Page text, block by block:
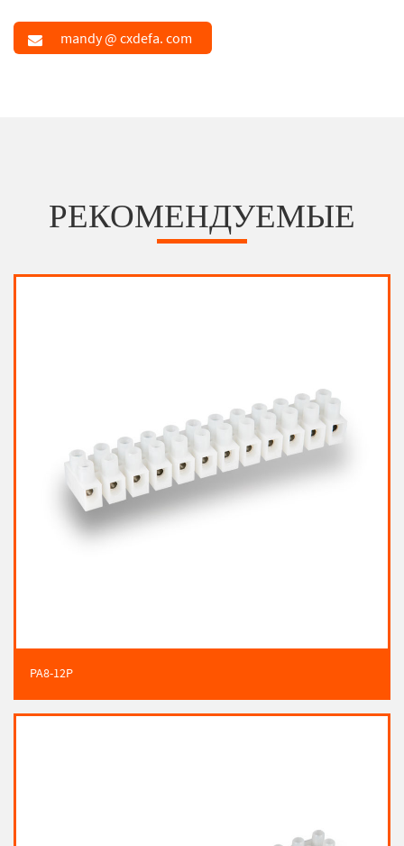
mandy @ cxdefa. com
РЕКОМЕНДУЕМЫЕ
PA8-12P